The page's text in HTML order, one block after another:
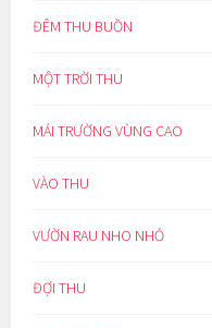
ĐÊM THU BUỒN
MỘT TRỜI THU
MÁI TRƯỜNG VÙNG CAO
VÀO THU
VƯỜN RAU NHO NHỎ
ĐỢI THU